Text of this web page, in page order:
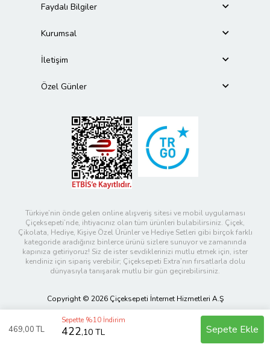
469,00 TL
Sepette %10 İndirim
422,10 TL Sepete Ekle
Faydalı Bilgiler
Kurumsal
İletişim
Özel Günler
Türkiye’nin önde gelen online alışveriş sitesi ve mobil uygulaması
Çiçeksepeti’nde, ihtiyacınız olan tüm ürünleri bulabilirsiniz. Çiçek,
Çikolata, Hediye, Kişiye Özel Ürünler ve Hediye Setleri gibi birçok farklı
kategoride aradığınız binlerce ürünü sizlere sunuyor ve zamanında
kapınıza getiriyoruz! Siz de ister sevdiklerinizi mutlu etmek için, ister
kendiniz için sipariş verebilir; Çiçeksepeti Extra’nın fırsatlarla dolu
dünyasıyla tanışarak mutlu bir gün geçirebilirsiniz.
Copyright © 2026 Çiçeksepeti İnternet Hizmetleri A.Ş